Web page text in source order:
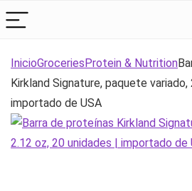
InicioGroceriesProtein & Nutrition
Kirkland Signature, paquete
importado de USA